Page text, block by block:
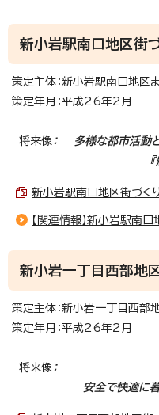
新小岩駅南口地区街
策定主体：新小岩駅南口地区
策定年月：平成26年2月
将来像 ： 多様な都市活動
『魅力充実・
新小岩駅南口地区街づく
【関連情報】新小岩駅南
新小岩一丁目西部地
策定主体：新小岩一丁目西部
策定年月：平成26年2月
将来像 ： 利便性
安全で快適に暮らす